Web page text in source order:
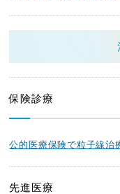
保険診療
公的医療保険で粒⼦線治
先進医療